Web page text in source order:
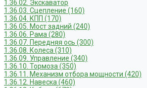
1.36.02. Экскаватор
1.36.03. Сцепление (160)
1.36.04. КПП (170)
1.36.05. Мост задний (240)
1.36.06. Рама (280)
1.36.07. Передняя ось (300)
1.36.08. Колеса (310)
1.36.09. Управление (340)
1.36.10. Тормоза (350)
1.36.11. Механизм отбора мощности (420)
1.36.12. Навеска (460)